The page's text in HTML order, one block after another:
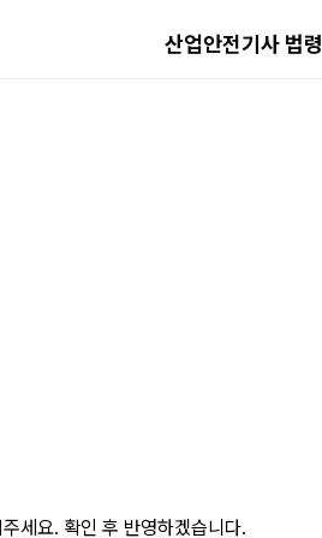
산업안전기사 법령
세요. 확인 후 반영하겠습니다.